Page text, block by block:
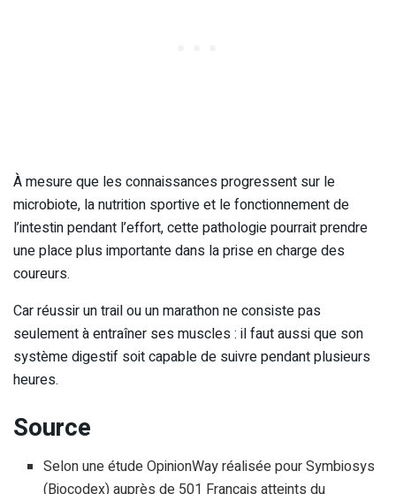
À mesure que les connaissances progressent sur le
microbiote, la nutrition sportive et le fonctionnement de
l’intestin pendant l’effort, cette pathologie pourrait prendre
une place plus importante dans la prise en charge des
coureurs.
Car réussir un trail ou un marathon ne consiste pas
seulement à entraîner ses muscles : il faut aussi que son
système digestif soit capable de suivre pendant plusieurs
heures.
Source
Selon une étude OpinionWay réalisée pour Symbiosys